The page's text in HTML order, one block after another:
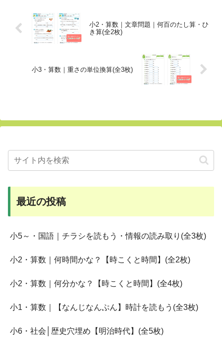
小2・算数｜文章問題｜何百のたし算・ひ
き算(全2枚)
小3・算数｜重さの単位換算(全3枚)
最近の投稿
小5～・国語｜チラシを読もう・情報の読み取り(全3枚)
小2・算数｜何時間かな？【時こくと時間】(全2枚)
小2・算数｜何分かな？【時こくと時間】(全4枚)
小1・算数｜【なんじなんぷん】時計を読もう(全3枚)
小6・社会│歴史穴埋め【明治時代】(全5枚)